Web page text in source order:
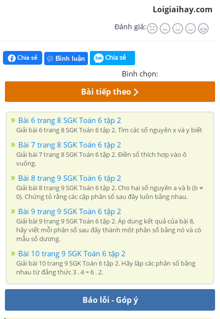
Loigiaihay.com
Đánh giá:
Chia sẻ Bình luận Chia sẻ
Bình chọn:
Bài tiếp theo
Bài 6 trang 8 SGK Toán 6 tập 2
Giải bài 6 trang 8 SGK Toán 6 tập 2. Tìm các số nguyên x và y biết
Bài 7 trang 8 SGK Toán 6 tập 2
Giải bài 7 trang 8 SGK Toán 6 tập 2. Điền số thích hợp vào ô
vuông.
Bài 8 trang 9 SGK Toán 6 tập 2
Giải bài 8 trang 9 SGK Toán 6 tập 2. Cho hai số nguyên a và b (b ≠
0). Chứng tỏ rằng các cặp phân số sau đây luôn bằng nhau.
Bài 9 trang 9 SGK Toán 6 tập 2
Giải bài 9 trang 9 SGK Toán 6 tập 2. Áp dụng kết quả của bài 8,
hãy viết mỗi phân số sau đây thành một phân số bằng nó và có
mẫu số dương.
Bài 10 trang 9 SGK Toán 6 tập 2
Giải bài 10 trang 9 SGK Toán 6 tập 2. Hãy lập các phân số bằng
nhau từ đẳng thức 3 . 4 = 6 . 2.
Báo lỗi - Góp ý